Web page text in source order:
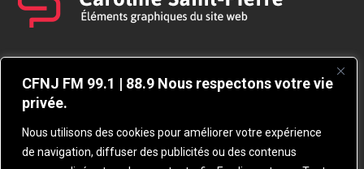
CFNJ FM 99.1 | 88.9 Nous respectons votre vie
privée.
Nous utilisons des cookies pour améliorer votre expérience
de navigation, diffuser des publicités ou des contenus